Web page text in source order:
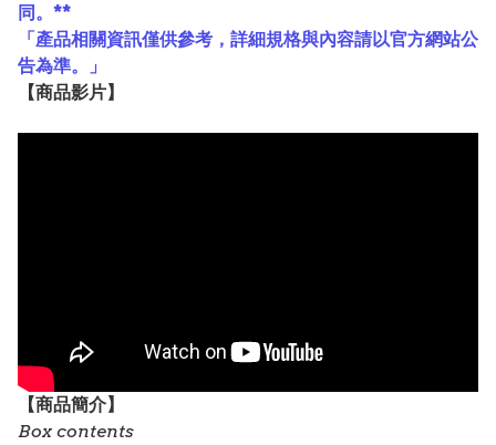
同。**
「產品相關資訊僅供參考，詳細規格與內容請以官方網站公
告為準。」
【商品影片】
【商品簡介】
Box contents